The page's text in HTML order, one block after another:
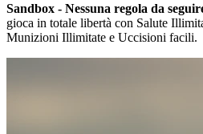
Sandbox - Nessuna regola da
gioca in totale libertà con Salute
Munizioni Illimitate e Uccisioni facili.